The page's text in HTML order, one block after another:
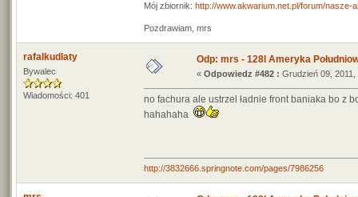
Mój zbiornik: http://www.akwarium.net.pl/forum/
Pozdrawiam, mrs
rafalkudlaty
Bywalec
Wiadomości: 401
Odp: mrs - 128l Ameryka
« Odpowiedz #482 : Grudzień 09, 2011,
no fachura ale ustrzel ładnie front baniaka bo z
hahahaha
http://3832666.springnote.com/pages/7986256